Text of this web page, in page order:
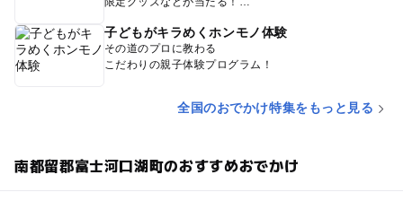
子どもがキラめくホンモノ体験
その道のプロに教わる
こだわりの親子体験プログラム！
全国のおでかけ特集をもっと見る
南都留郡富士河口湖町のおすすめおでかけ